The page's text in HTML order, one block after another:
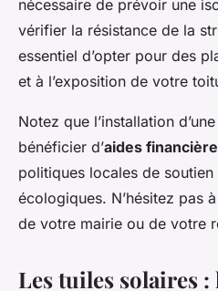
nécessaire de prévoir une
vérifier la résistance de la
essentiel d’opter pour des
et à l’exposition de votre
Notez que l’installation
bénéficier d’aides
politiques locales de
écologiques. N’hésitez pas
de votre mairie ou de votre
Les tuiles solaires